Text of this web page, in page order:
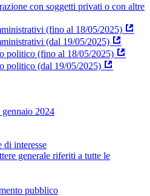
con soggetti privati o con altre
(fino al 18/05/2025)
(dal 19/05/2025)
politico (fino al 18/05/2025)
politico (dal 19/05/2025)
2024
di interesse
generale riferiti a tutte le
pubblico